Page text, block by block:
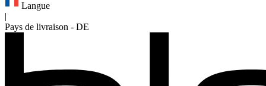
Langue
Pays de livraison - DE